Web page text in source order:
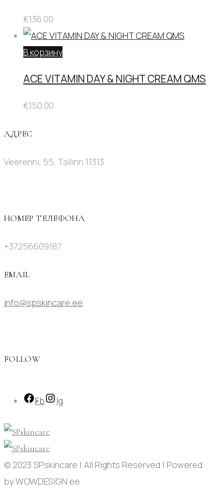
€136.00
В корзину
ACE VITAMIN DAY & NIGHT CREAM QMS
€150.00
АДРЕС
Veerenni, 55, Tallinn 11313
НОМЕР ТЕЛЕФОНА
+37256609187
EMAIL
info@spskincare.ee
FOLLOW
Fb Ig
© 2023 SPskincare | All Rights Reserved | Powered
by WOWDESIGN.ee